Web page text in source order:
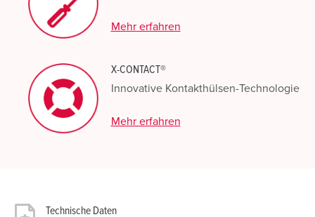
Mehr erfahren
X-CONTACT®
Innovative Kontakthülsen-Technologie
Mehr erfahren
Technische Daten